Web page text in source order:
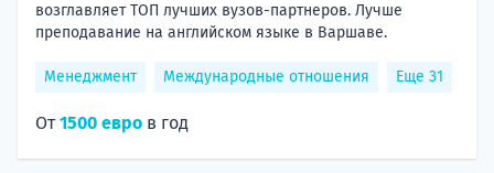
возглавляет ТОП лучших вузов-партнеров. Лучше
преподавание на английском языке в Варшаве.
Менеджмент Международные отношения Еще 31
От1500 евро в год